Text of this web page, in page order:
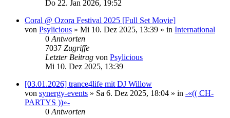
Do 22. Jan 2026, 19:52
Coral @ Ozora Festival 2025 [Full Set Movie]
von Psylicious » Mi 10. Dez 2025, 13:39 » in International
0 Antworten
7037 Zugriffe
Letzter Beitrag von Psylicious
Mi 10. Dez 2025, 13:39
[03.01.2026] trance4life mit DJ Willow
von synergy-events » Sa 6. Dez 2025, 18:04 » in -«(( CH-
PARTYS ))»-
0 Antworten